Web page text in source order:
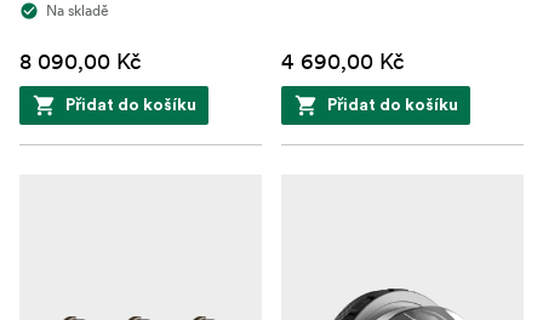
Na skladě
8 090,00 Kč
Přidat do košíku
4 690,00 Kč
Přidat do košíku